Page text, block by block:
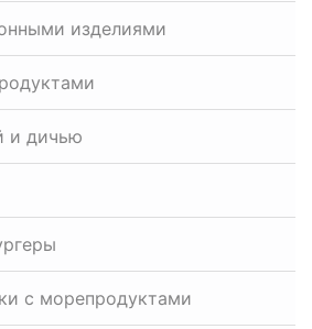
изделиями
и дичью
с морепродуктами